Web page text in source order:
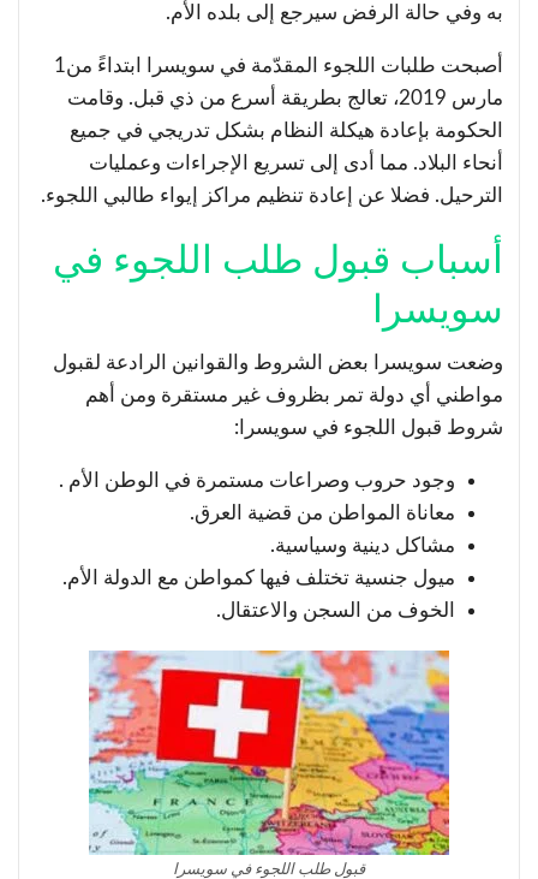
به وفي حالة الرفض سيرجع إلى بلده الأم.
أصبحت طلبات اللجوء المقدّمة في سويسرا ابتداءً من1
مارس 2019، تعالج بطريقة أسرع من ذي قبل. وقامت
الحكومة بإعادة هيكلة النظام بشكل تدريجي في جميع
أنحاء البلاد. مما أدى إلى تسريع الإجراءات وعمليات
الترحيل. فضلا عن إعادة تنظيم مراكز إيواء طالبي اللجوء.
أسباب قبول طلب اللجوء في
سويسرا
وضعت سويسرا بعض الشروط والقوانين الرادعة لقبول
مواطني أي دولة تمر بظروف غير مستقرة ومن أهم
شروط قبول اللجوء في سويسرا:
وجود حروب وصراعات مستمرة في الوطن الأم .
معاناة المواطن من قضية العرق.
مشاكل دينية وسياسية.
ميول جنسية تختلف فيها كمواطن مع الدولة الأم.
الخوف من السجن والاعتقال.
قبول طلب اللجوء في سويسرا